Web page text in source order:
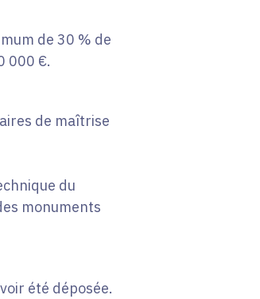
de 30 % de
000 €.
de maîtrise
du
monuments
été déposée.